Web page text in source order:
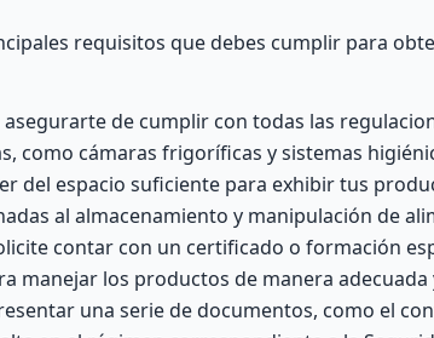
requisitos que debes cumplir para
asegurarte de cumplir con todas las
como cámaras frigoríficas y sistemas
del espacio suficiente para exhibir tus
al almacenamiento y manipulación de
contar con un certificado o formación
manejar los productos de manera
una serie de documentos, como el